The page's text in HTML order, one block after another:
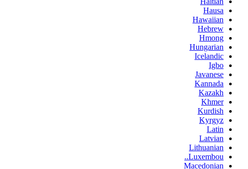
Hausa
Hawaiian
Hebrew
Hmong
Hungarian
Icelandic
Igbo
Javanese
Kannada
Kazakh
Khmer
Kurdish
Kyrgyz
Latin
Latvian
Lithuanian
Luxembou..
Macedonian